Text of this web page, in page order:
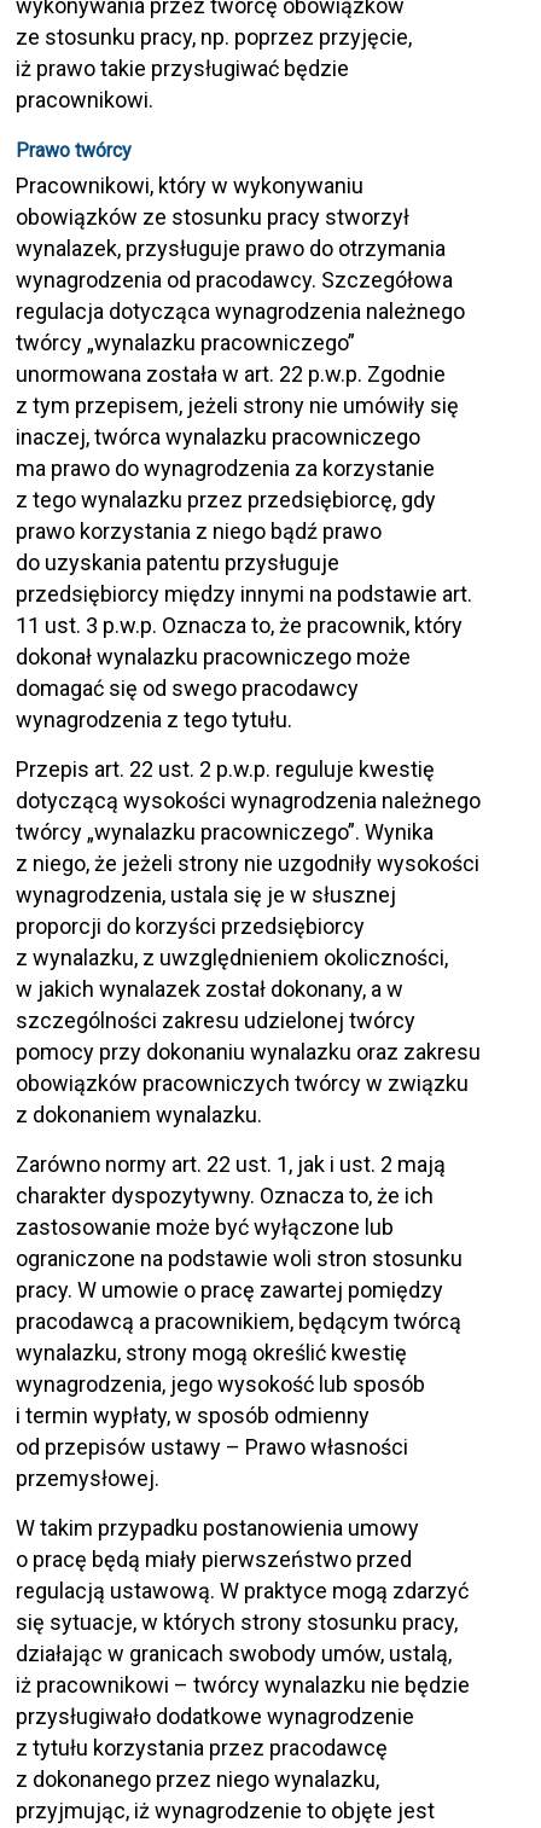
wykonywania przez twórcę obowiązków
ze stosunku pracy, np. poprzez przyjęcie,
iż prawo takie przysługiwać będzie
pracownikowi.
Prawo twórcy
Pracownikowi, który w wykonywaniu
obowiązków ze stosunku pracy stworzył
wynalazek, przysługuje prawo do otrzymania
wynagrodzenia od pracodawcy. Szczegółowa
regulacja dotycząca wynagrodzenia należnego
twórcy „wynalazku pracowniczego”
unormowana została w art. 22 p.w.p. Zgodnie
z tym przepisem, jeżeli strony nie umówiły się
inaczej, twórca wynalazku pracowniczego
ma prawo do wynagrodzenia za korzystanie
z tego wynalazku przez przedsiębiorcę, gdy
prawo korzystania z niego bądź prawo
do uzyskania patentu przysługuje
przedsiębiorcy między innymi na podstawie art.
11 ust. 3 p.w.p. Oznacza to, że pracownik, który
dokonał wynalazku pracowniczego może
domagać się od swego pracodawcy
wynagrodzenia z tego tytułu.
Przepis art. 22 ust. 2 p.w.p. reguluje kwestię
dotyczącą wysokości wynagrodzenia należnego
twórcy „wynalazku pracowniczego”. Wynika
z niego, że jeżeli strony nie uzgodniły wysokości
wynagrodzenia, ustala się je w słusznej
proporcji do korzyści przedsiębiorcy
z wynalazku, z uwzględnieniem okoliczności,
w jakich wynalazek został dokonany, a w
szczególności zakresu udzielonej twórcy
pomocy przy dokonaniu wynalazku oraz zakresu
obowiązków pracowniczych twórcy w związku
z dokonaniem wynalazku.
Zarówno normy art. 22 ust. 1, jak i ust. 2 mają
charakter dyspozytywny. Oznacza to, że ich
zastosowanie może być wyłączone lub
ograniczone na podstawie woli stron stosunku
pracy. W umowie o pracę zawartej pomiędzy
pracodawcą a pracownikiem, będącym twórcą
wynalazku, strony mogą określić kwestię
wynagrodzenia, jego wysokość lub sposób
i termin wypłaty, w sposób odmienny
od przepisów ustawy – Prawo własności
przemysłowej.
W takim przypadku postanowienia umowy
o pracę będą miały pierwszeństwo przed
regulacją ustawową. W praktyce mogą zdarzyć
się sytuacje, w których strony stosunku pracy,
działając w granicach swobody umów, ustalą,
iż pracownikowi – twórcy wynalazku nie będzie
przysługiwało dodatkowe wynagrodzenie
z tytułu korzystania przez pracodawcę
z dokonanego przez niego wynalazku,
przyjmując, iż wynagrodzenie to objęte jest